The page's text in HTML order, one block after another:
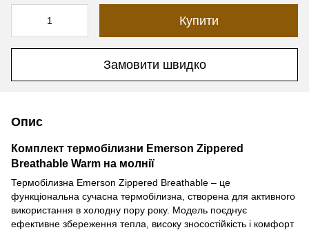
Купити
Замовити швидко
Опис
Комплект термобілизни Emerson Zippered
Breathable Warm на молнії
Термобілизна Emerson Zippered Breathable – це
функціональна сучасна термобілизна, створена для активного
використання в холодну пору року. Модель поєднує
ефективне збереження тепла, високу зносостійкість і комфорт